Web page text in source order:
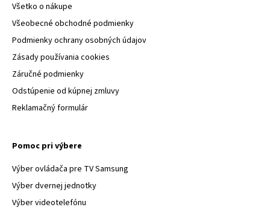
Všetko o nákupe
Všeobecné obchodné podmienky
Podmienky ochrany osobných údajov
Zásady používania cookies
Záručné podmienky
Odstúpenie od kúpnej zmluvy
Reklamačný formulár
Pomoc pri výbere
Výber ovládača pre TV Samsung
Výber dvernej jednotky
Výber videotelefónu